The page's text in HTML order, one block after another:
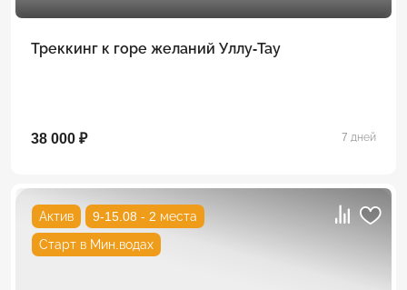
Треккинг к горе желаний Уллу-Тау
38 000 ₽ 7 дней
Актив
9-15.08 - 2 места
Старт в Мин.водах